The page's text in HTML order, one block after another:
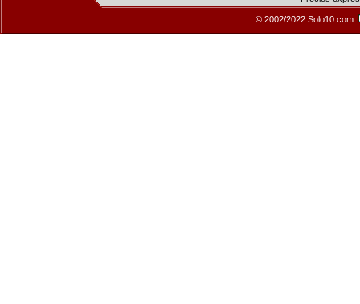
© 2002/2022 Solo10.com